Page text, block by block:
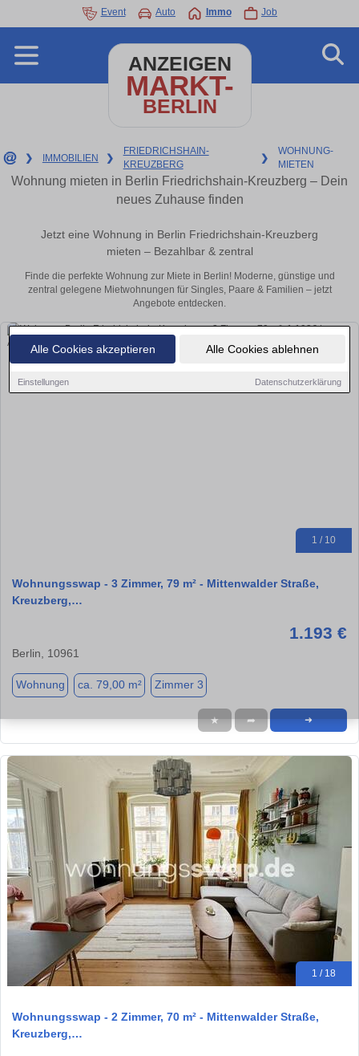
Alle Cookies akzeptieren Alle Cookies ablehnen
Einstellungen Datenschutzerklärung
Event Auto Immo Job
ANZEIGEN
MARKT-
BERLIN
❯ IMMOBILIEN ❯
FRIEDRICHSHAIN-
KREUZBERG
❯
WOHNUNG-
MIETEN
Wohnung mieten in Berlin Friedrichshain-Kreuzberg – Dein
neues Zuhause finden
Jetzt eine Wohnung in Berlin Friedrichshain-Kreuzberg
mieten – Bezahlbar & zentral
Finde die perfekte Wohnung zur Miete in Berlin! Moderne, günstige und
zentral gelegene Mietwohnungen für Singles, Paare & Familien – jetzt
Angebote entdecken.
1 / 10
Wohnungsswap - 3 Zimmer, 79 m² - Mittenwalder Straße,
Kreuzberg,…
1.193 €
Berlin, 10961
Wohnung ca. 79,00 m² Zimmer 3
★ ➦ ➜
1 / 18
Wohnungsswap - 2 Zimmer, 70 m² - Mittenwalder Straße,
Kreuzberg,…